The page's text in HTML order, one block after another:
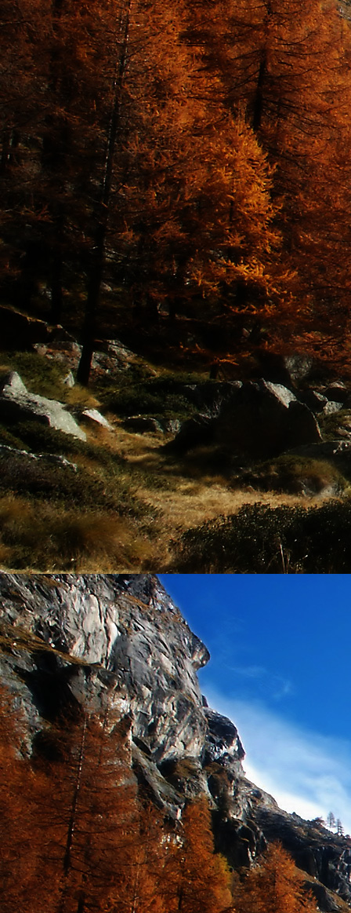
18. hét
Kitágíthatom-e annyira a lelkem,
Hogy a kozmikus Igével
Melynek csíráját már magába
Úgy sejtem, hogy új erőre kapva
Lelkemet méltóvá kell tennem arra,
Hogy önmagát a szellem ruhájává
19. hét
Hogy emlékezetemmel titkon
Amit most újonnan magamba
S további törekvésem célja az
Hogy új erőre kapva ébresszen
Saját belső erőket lelkemben,
S létrejőve adjon át önmagamnak
20. hét
Csak most érzem, hogy saját létem
A kozmikus létezéstől eltávolodva
Magára maradna, önmagát
S ha csak olyan alapokra építene, ami
Akkor voltaképpen meg kellene ölnie
21. hét
Érzem, hogy egy külső termékenyítő
Megerősödve ad át önmagamnak
S érzem, hogy a csíra érlelődik,
És a sejtelem fénnyel telítve
Saját Énem erőihez bennem.
22. hét
A kozmikus messzeségekből fakadó
Nagy erővel bennünk él tovább:
A lélek belső fényévé válik,
És szellemi mélységekbe világít,
Hogy hozzon olyan gyümölcsöket,
Melyek a kozmikus Énből idővel
Emberi Énné érlelődnek.
Átadta önmagát nekem.
24. hét
Önmagát állandóan újrateremtve
A lélek felismeri önmagát,
S a világszellem működik tovább
Az önismeretben újra
S így az Én-érzék akarati
A lélek sötétjéből lesz megteremtve.
25. hét
Csak most tagozódhat belém
S ragyogva árasztja belső fényem